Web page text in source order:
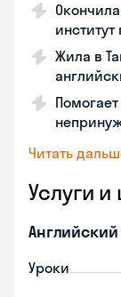
Жила в
Читать
Услуги
Уроки